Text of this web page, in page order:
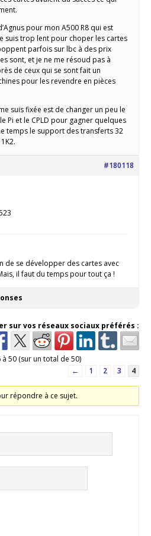
pour mon A500 R8 qui est
suis trop lent pour choper les cartes
parfois sur lbc à des prix
sont, et je ne me résoud pas à
de ceux qui se sont fait un
pour les revendre en pièces
suis fixée est de changer un peu le
Pi et le CPLD pour gagner quelques
temps le support des transferts 32
#180118
de se développer des cartes avec
il faut du temps pour tout ça !
sur vos réseaux sociaux préférés :
50 (sur un total de 50)
←
1 2 3 4
répondre à ce sujet.